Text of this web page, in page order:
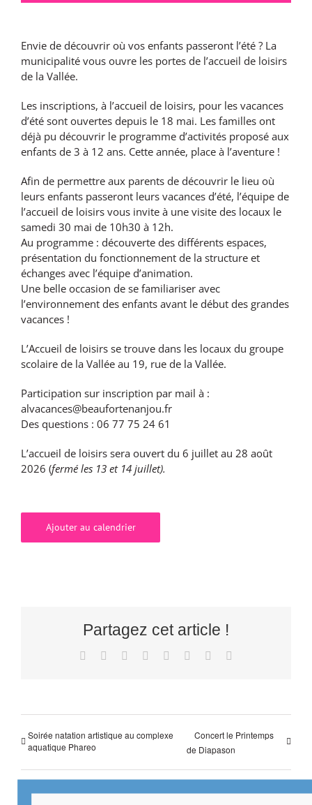
Envie de découvrir où vos enfants passeront l’été ? La
municipalité vous ouvre les portes de l’accueil de loisirs
de la Vallée.
Les inscriptions, à l’accueil de loisirs, pour les vacances
d’été sont ouvertes depuis le 18 mai. Les familles ont
déjà pu découvrir le programme d’activités proposé aux
enfants de 3 à 12 ans. Cette année, place à l’aventure !
Afin de permettre aux parents de découvrir le lieu où
leurs enfants passeront leurs vacances d’été, l’équipe de
l’accueil de loisirs vous invite à une visite des locaux le
samedi 30 mai de 10h30 à 12h.
Au programme : découverte des différents espaces,
présentation du fonctionnement de la structure et
échanges avec l’équipe d’animation.
Une belle occasion de se familiariser avec
l’environnement des enfants avant le début des grandes
vacances !
L’Accueil de loisirs se trouve dans les locaux du groupe
scolaire de la Vallée au 19, rue de la Vallée.
Participation sur inscription par mail à :
alvacances@beaufortenanjou.fr
Des questions : 06 77 75 24 61
L’accueil de loisirs sera ouvert du 6 juillet au 28 août
2026 (fermé les 13 et 14 juillet).
Ajouter au calendrier
Partagez cet article !
Facebook Reddit LinkedIn
TumblrPinterest
Soirée natation artistique au complexe
aquatique Phareo
Concert le Printemps
de Diapason